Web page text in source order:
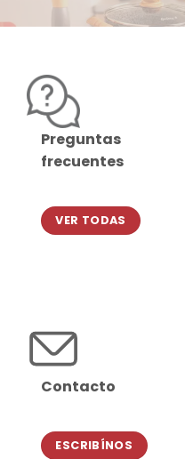
Preguntas
frecuentes
VER TODAS
Contacto
ESCRIBÍNOS